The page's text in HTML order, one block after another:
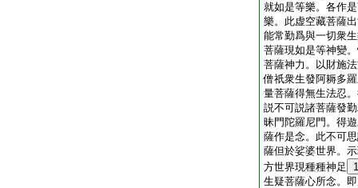
就如是等樂。各作
樂。此虚空藏菩薩
能常勤爲與一切衆
菩薩現如是等神變
菩薩神力。以財施
僧祇衆生發阿耨多
量菩薩得無生法忍
説不可説諸菩薩發
昧門陀羅尼門。得
薩作是念。此不可
薩但於娑婆世界。
方世界現種種神足
生疑菩薩心所念。